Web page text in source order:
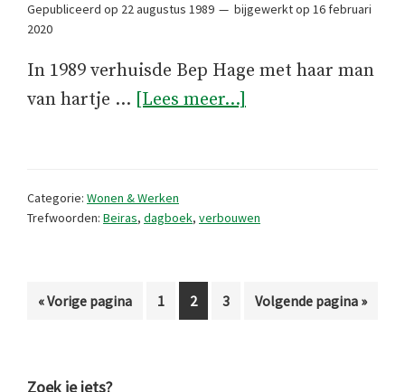
Gepubliceerd op 22 augustus 1989 bijgewerkt op 16 februari
2020
In 1989 verhuisde Bep Hage met haar man
van hartje … [Lees meer...]
Categorie: Wonen & Werken
Trefwoorden: Beiras, dagboek, verbouwen
«Ga
Vorige pagina Pagina
1 Pagina
2 Pagina
3
Ga
Volgende pagina »
Zoek je iets?